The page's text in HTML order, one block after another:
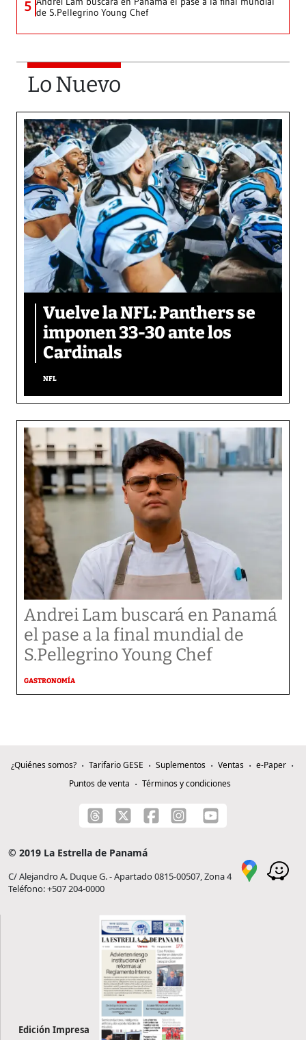
5 de S.Pellegrino Young Chef
Lo Nuevo
Vuelve la NFL: Panthers se
imponen 33-30 ante los
Cardinals
NFL
Andrei Lam buscará en Panamá
el pase a la final mundial de
S.Pellegrino Young Chef
GASTRONOMÍA
¿Quiénes somos? Tarifario GESE Suplementos Ventas
e-Paper
Puntos de venta
Términos y condiciones
© 2019 La Estrella de Panamá
C/ Alejandro A. Duque G. - Apartado 0815-00507, Zona 4
Teléfono: +507 204-0000
Edición Impresa